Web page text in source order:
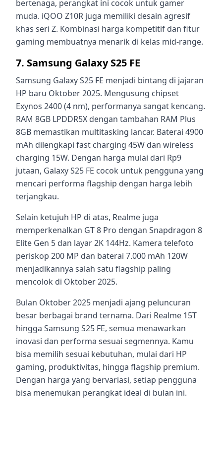
bertenaga, perangkat ini cocok untuk gamer
muda. iQOO Z10R juga memiliki desain agresif
khas seri Z. Kombinasi harga kompetitif dan fitur
gaming membuatnya menarik di kelas mid-range.
7. Samsung Galaxy S25 FE
Samsung Galaxy S25 FE menjadi bintang di jajaran
HP baru Oktober 2025. Mengusung chipset
Exynos 2400 (4 nm), performanya sangat kencang.
RAM 8GB LPDDR5X dengan tambahan RAM Plus
8GB memastikan multitasking lancar. Baterai 4900
mAh dilengkapi fast charging 45W dan wireless
charging 15W. Dengan harga mulai dari Rp9
jutaan, Galaxy S25 FE cocok untuk pengguna yang
mencari performa flagship dengan harga lebih
terjangkau.
Selain ketujuh HP di atas, Realme juga
memperkenalkan GT 8 Pro dengan Snapdragon 8
Elite Gen 5 dan layar 2K 144Hz. Kamera telefoto
periskop 200 MP dan baterai 7.000 mAh 120W
menjadikannya salah satu flagship paling
mencolok di Oktober 2025.
Bulan Oktober 2025 menjadi ajang peluncuran
besar berbagai brand ternama. Dari Realme 15T
hingga Samsung S25 FE, semua menawarkan
inovasi dan performa sesuai segmennya. Kamu
bisa memilih sesuai kebutuhan, mulai dari HP
gaming, produktivitas, hingga flagship premium.
Dengan harga yang bervariasi, setiap pengguna
bisa menemukan perangkat ideal di bulan ini.